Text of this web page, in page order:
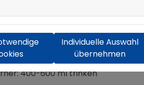
Person sollte mindestens 2,1-2,8
rund
400-600 ml trinken
Individuelle Auswahl
übernehmen